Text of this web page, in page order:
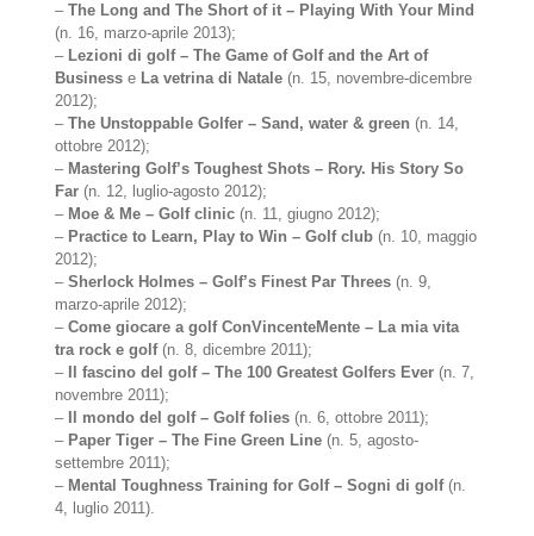
–The Long and The Short of it – Playing With Your Mind
(n. 16, marzo-aprile 2013);
– Lezioni di golf – The Game of Golf and the Art of
Business e La vetrina di Natale (n. 15, novembre-dicembre
2012);
–The Unstoppable Golfer – Sand, water & green (n. 14,
ottobre 2012);
– Mastering Golf’s Toughest Shots – Rory. His Story So
Far (n. 12, luglio-agosto 2012);
– Moe & Me – Golf clinic (n. 11, giugno 2012);
– Practice to Learn, Play to Win – Golf club (n. 10, maggio
2012);
–Sherlock Holmes – Golf’s Finest Par Threes (n. 9,
marzo-aprile 2012);
–Come giocare a golf ConVincenteMente – La mia vita
tra rock e golf(n. 8, dicembre 2011);
–
Il fascino del golf – The 100 Greatest Golfers Ever (n. 7,
novembre 2011);
–
Il mondo del golf – Golf folies (n. 6, ottobre 2011);
– Paper Tiger – The Fine Green Line (n. 5, agosto-
settembre 2011);
– Mental Toughness Training for Golf – Sogni di golf(n.
4, luglio 2011).